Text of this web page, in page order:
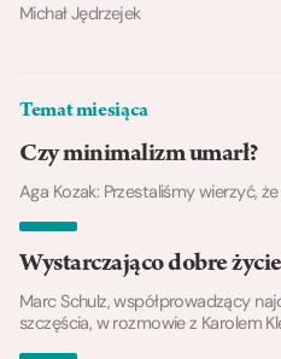
Michał Jędrzejek
Temat miesiąca
Czy minimalizm umarł?
Aga Kozak: Przestaliśmy wierzyć,
Wystarczająco dobre życie
Marc Schulz, współprowadzący
szczęścia, w rozmowie z Karolem